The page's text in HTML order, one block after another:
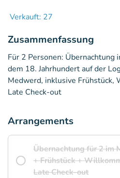
Verkauft: 27
Zusammenfassung
Für 2 Personen: Übernachtung
dem 18. Jahrhundert auf der
Medwerd, inklusive Frühstück,
Late Check-out
Arrangements
Übernachtung für 2 im
+ Frühstück +
Late Check-out